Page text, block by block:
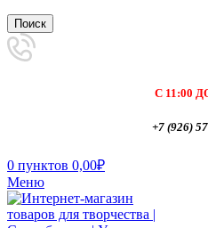
Поиск
С 11:00
+7 (926)
0 пунктов 0,00₽
Меню